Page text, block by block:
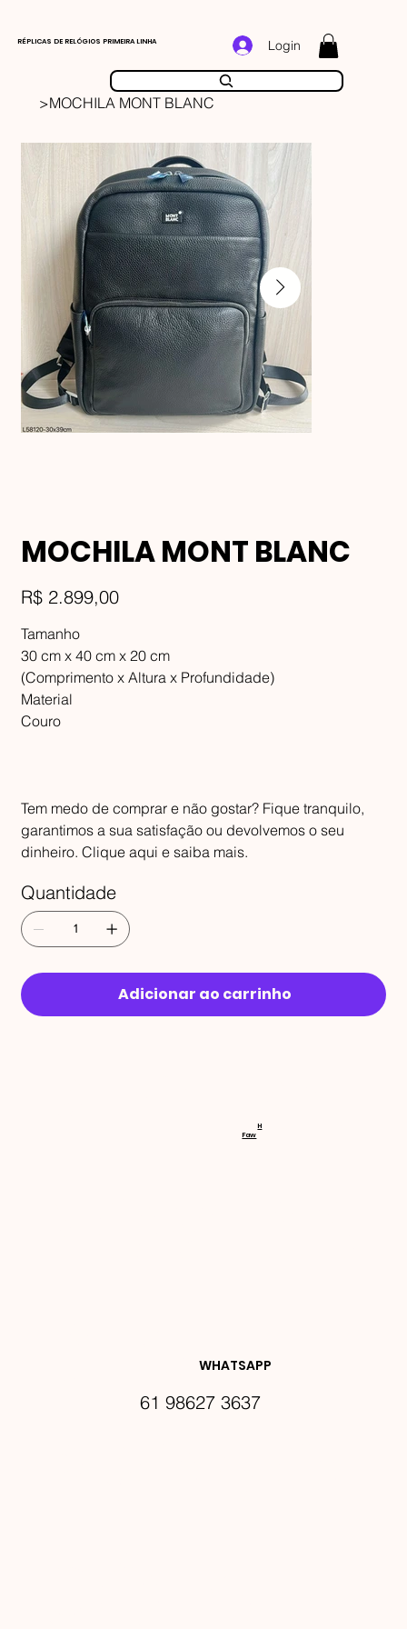
RÉPLICAS DE RELÓGIOS PRIMEIRA LINHA Login
>MOCHILA MONT BLANC
MOCHILA MONT BLANC
Preço
R$ 2.899,00
Tamanho
30 cm x 40 cm x 20 cm
(Comprimento x Altura x Profundidade)
Material
Couro
Tem medo de comprar e não gostar? Fique tranquilo,
garantimos a sua satisfação ou devolvemos o seu
dinheiro. Clique aqui e saiba mais.
Quantidade
Adicionar ao carrinho
RECEBA
DES E
WHATSAPP
61 98627 3637
Faw
H